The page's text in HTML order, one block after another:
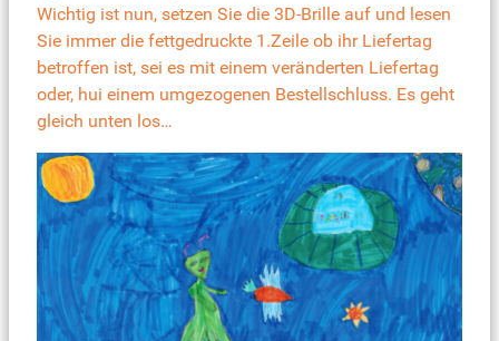
Wichtig ist nun, setzen Sie die 3D-Brille auf und lesen
Sie immer die fettgedruckte 1.Zeile ob ihr Liefertag
betroffen ist, sei es mit einem veränderten Liefertag
oder, hui einem umgezogenen Bestellschluss. Es geht
gleich unten los…